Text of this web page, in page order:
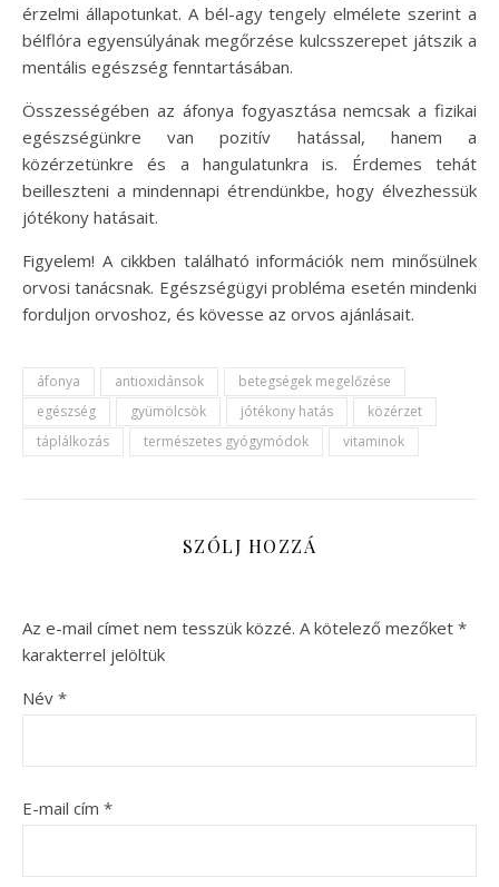
érzelmi állapotunkat. A bél-agy tengely elmélete szerint a
bélflóra egyensúlyának megőrzése kulcsszerepet játszik a
mentális egészség fenntartásában.
Összességében az áfonya fogyasztása nemcsak a fizikai
egészségünkre van pozitív hatással, hanem a
közérzetünkre és a hangulatunkra is. Érdemes tehát
beilleszteni a mindennapi étrendünkbe, hogy élvezhessük
jótékony hatásait.
Figyelem! A cikkben található információk nem minősülnek
orvosi tanácsnak. Egészségügyi probléma esetén mindenki
forduljon orvoshoz, és kövesse az orvos ajánlásait.
áfonya antioxidánsok
betegségek megelőzése
egészség
gyümölcsök jótékony hatás
közérzet
táplálkozás
természetes gyógymódok vitaminok
SZÓLJ HOZZÁ
Az e-mail címet nem tesszük közzé. A kötelező mezőket *
karakterrel jelöltük
Név *
E-mail cím *